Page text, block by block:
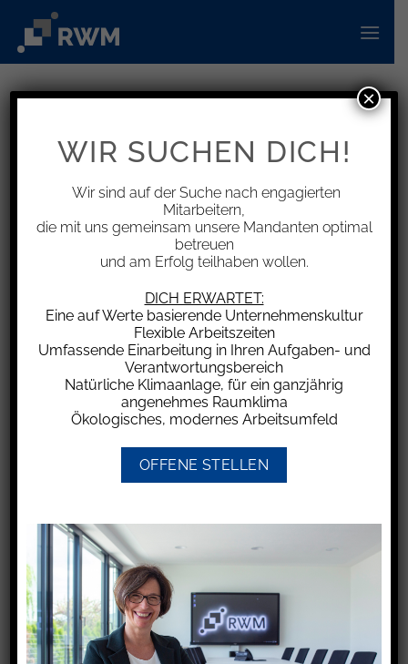
Inhalt
springen
Arbeitgeber darf Rot als Farbe der
Arbeitsschutzhose vorschreiben
In einem Unternehmen gab es eine
Kleiderordnung und es wurde für alle
betrieblichen Tätigkeiten in Montage, Produktion
und Logistik funktionelle Arbeitskleidung zur
Verfügung gestellt. Dazu gehörten u.a. rote
Arbeitsschutzhosen, die in den o.g. Bereichen zu
tragen waren. Nachdem ein Arbeitnehmer im
November 2023 auch nach zwei Abmahnungen
weiterhin nicht in der roten Arbeitshose erschien,
sondern weiterhin eine schwarze Hose trug,
Der Arbeitgeber war aufgrund seines
Weisungsrechts berechtigt, Rot als Farbe für die
Arbeitsschutzhosen vorzuschreiben. Da das
allgemeine Persönlichkeitsrecht des
Arbeitnehmers nur in der Sozialsphäre betroffen
WIR SUCHEN DICH!
Wir sind auf der Suche nach engagierten
Mitarbeitern,
die mit uns gemeinsam unsere Mandanten optimal
betreuen
und am Erfolg teilhaben wollen.
DICH ERWARTET:
Eine auf Werte basierende Unternehmenskultur
Flexible Arbeitszeiten
Umfassende Einarbeitung in Ihren Aufgaben- und
Verantwortungsbereich
Natürliche Klimaanlage, für ein ganzjährig
angenehmes Raumklima
Ökologisches, modernes Arbeitsumfeld
OFFENE STELLEN
×